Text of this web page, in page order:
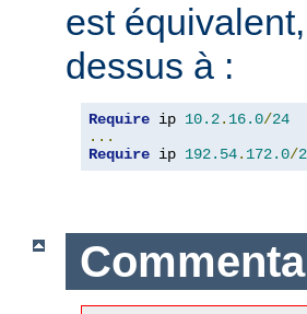
est
dessus à :
Require ip 10.2. 16.0/24
...
Require ip 192.54. 172.0/